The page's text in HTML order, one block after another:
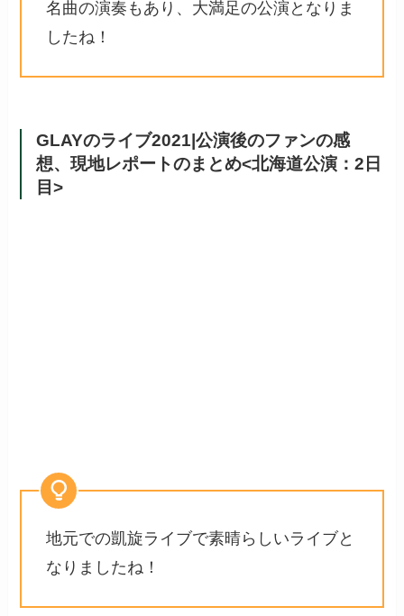
名曲の演奏もあり、大満足の公演となりま
したね！
GLAYのライブ2021|公演後のファンの感
想、現地レポートのまとめ<北海道公演：2日
目>
地元での凱旋ライブで素晴らしいライブと
なりましたね！